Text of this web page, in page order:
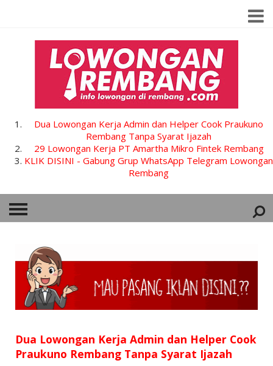
Dua Lowongan Kerja Admin dan Helper Cook Praukuno
Rembang Tanpa Syarat Ijazah
29 Lowongan Kerja PT Amartha Mikro Fintek Rembang
KLIK DISINI - Gabung Grup WhatsApp Telegram Lowongan
Rembang
HOME
SMP
D3
Dua Lowongan Kerja Admin dan Helper Cook
Praukuno Rembang Tanpa Syarat Ijazah